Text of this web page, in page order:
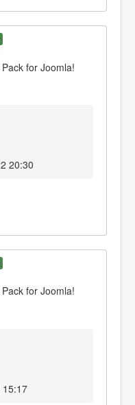
for Joomla!
20:30
for Joomla!
15:17